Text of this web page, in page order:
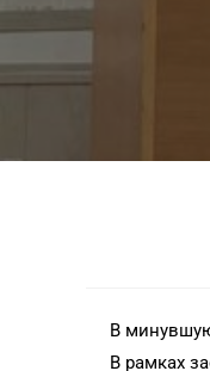
В
В рамках